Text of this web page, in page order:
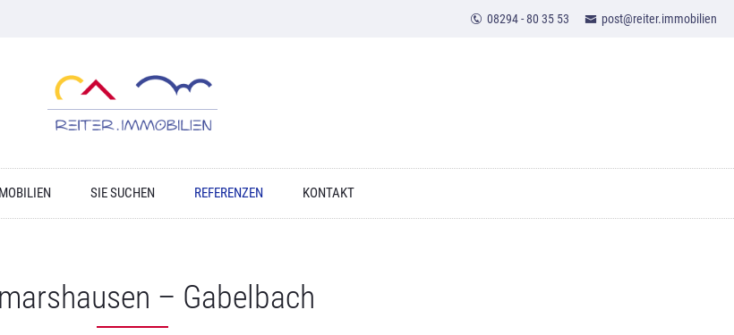
08294 - 80 35 53 post@reiter.immobilien
SIE SUCHEN REFERENZEN KONTAKT
– Gabelbach